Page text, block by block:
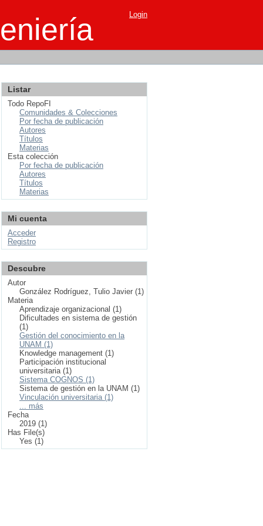
Login
Listar
Todo RepoFI
Comunidades & Colecciones
Por fecha de publicación
Autores
Títulos
Materias
Esta colección
Por fecha de publicación
Autores
Títulos
Materias
Mi cuenta
Acceder
Registro
Descubre
Autor
González Rodríguez, Tulio Javier (1)
Materia
Aprendizaje organizacional (1)
Dificultades en sistema de gestión
(1)
Gestión del conocimiento en la
UNAM (1)
Knowledge management (1)
Participación institucional
universitaria (1)
Sistema COGNOS (1)
Sistema de gestión en la UNAM (1)
Vinculación universitaria (1)
... más
Fecha
2019 (1)
Has File(s)
Yes (1)